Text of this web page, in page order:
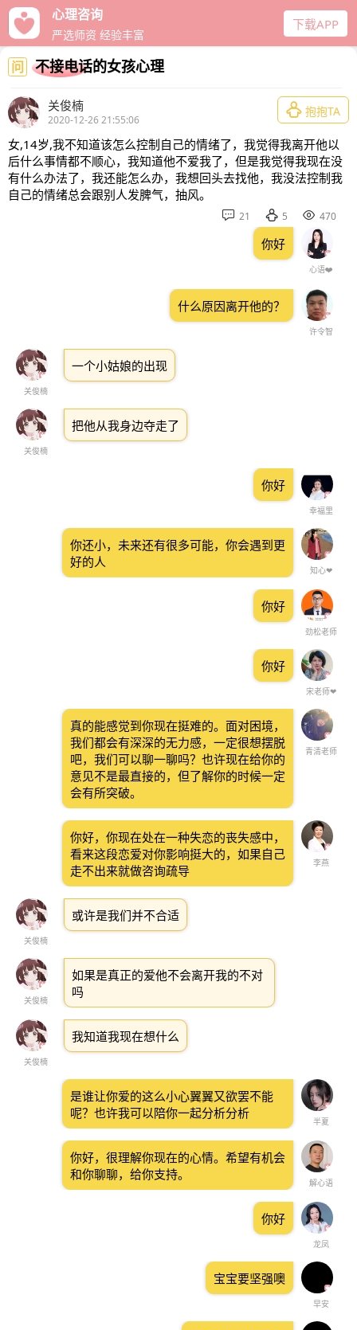
心理咨询
严选师资 经验丰富
下载APP
问 不接电话的女孩心理
关俊楠
2020-12-26 21:55:06
 抱抱TA
女,14岁,我不知道该怎么控制自己的情绪了，我觉得我离开他以
后什么事情都不顺心，我知道他不爱我了，但是我觉得我现在没
有什么办法了，我还能怎么办，我想回头去找他，我没法控制我
自己的情绪总会跟别人发脾气，抽风。
 21  5  470
心语❤️
你好
许令智
什么原因离开他的？
关俊楠
一个小姑娘的出现
关俊楠
把他从我身边夺走了
幸福里
你好
知心❤
你还小，未来还有很多可能，你会遇到更
好的人
劲松老师
你好
宋老师❤
你好
青清老师
真的能感觉到你现在挺难的。面对困境，
我们都会有深深的无力感，一定很想摆脱
吧，我们可以聊一聊吗？也许现在给你的
意见不是最直接的，但了解你的时候一定
会有所突破。
李燕
你好，你现在处在一种失恋的丧失感中，
看来这段恋爱对你影响挺大的，如果自己
走不出来就做咨询疏导
关俊楠
或许是我们并不合适
关俊楠
如果是真正的爱他不会离开我的不对
吗
关俊楠
我知道我现在想什么
半夏
是谁让你爱的这么小心翼翼又欲罢不能
呢？也许我可以陪你一起分析分析
解心语
你好，很理解你现在的心情。希望有机会
和你聊聊，给你支持。
龙凤
你好
早安
宝宝要坚强噢